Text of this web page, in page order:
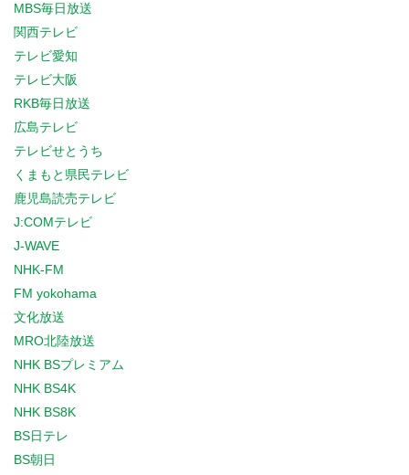
MBS毎日放送
関西テレビ
テレビ愛知
テレビ大阪
RKB毎日放送
広島テレビ
テレビせとうち
くまもと県民テレビ
鹿児島読売テレビ
J:COMテレビ
J-WAVE
NHK-FM
FM yokohama
文化放送
MRO北陸放送
NHK BSプレミアム
NHK BS4K
NHK BS8K
BS日テレ
BS朝日